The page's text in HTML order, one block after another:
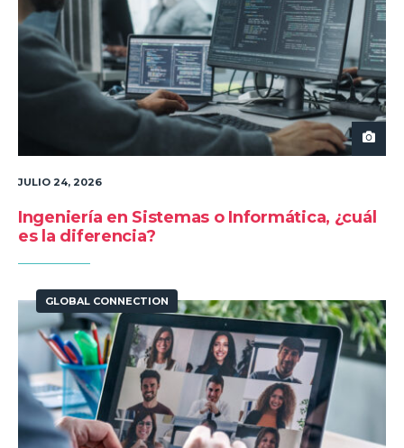
JULIO 24, 2026
Ingeniería en Sistemas o Informática, ¿cuál
es la diferencia?
GLOBAL CONNECTION